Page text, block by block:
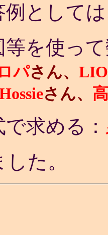
例として
等を使っ
パさん、
さん、
求める：
た。